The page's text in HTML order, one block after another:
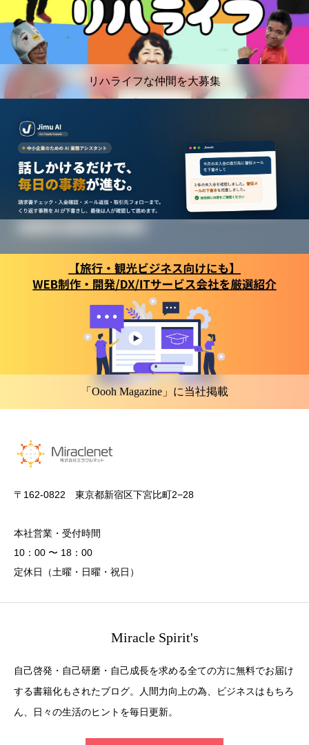
リハライフな仲間を大募集
「Oooh Magazine」に当社掲載
〒162-0822 東京都新宿区下宮比町2−28
本社営業・受付時間
10：00 〜 18：00
定休日（土曜・日曜・祝日）
Miracle Spirit's
自己啓発・自己研磨・自己成長を求める全ての方に無料でお届け
する書籍化もされたブログ。人間力向上の為、ビジネスはもちろ
ん、日々の生活のヒントを毎日更新。